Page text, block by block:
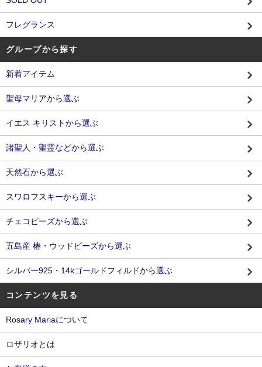
フレグランス
グループから探す
新着アイテム
聖母マリアから選ぶ
イエス キリストから選ぶ
諸聖人・聖霊などから選ぶ
天然石から選ぶ
スワロフスキーから選ぶ
チェコビーズから選ぶ
五島産 椿・ウッドビーズから選ぶ
シルバー925・14kゴールドフィルドから選ぶ
コンテンツを見る
Rosary Mariaについて
ロザリオとは